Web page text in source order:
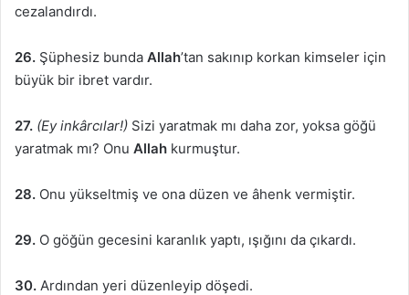
cezalandırdı.
26. Şüphesiz bunda Allah’tan sakınıp korkan kimseler için
büyük bir ibret vardır.
27. (Ey inkârcılar!) Sizi yaratmak mı daha zor, yoksa göğü
yaratmak mı? Onu Allah kurmuştur.
28. Onu yükseltmiş ve ona düzen ve âhenk vermiştir.
29. O göğün gecesini karanlık yaptı, ışığını da çıkardı.
30. Ardından yeri düzenleyip döşedi.